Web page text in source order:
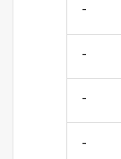
-
-
-
-